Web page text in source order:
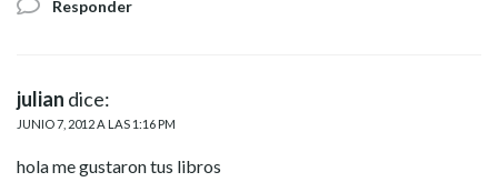
Responder
julian dice:
JUNIO 7, 2012 A LAS 1:16 PM
hola me gustaron tus libros